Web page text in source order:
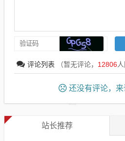
评论列表 （暂无评论， 12806人
还没有评论，来
站长推荐